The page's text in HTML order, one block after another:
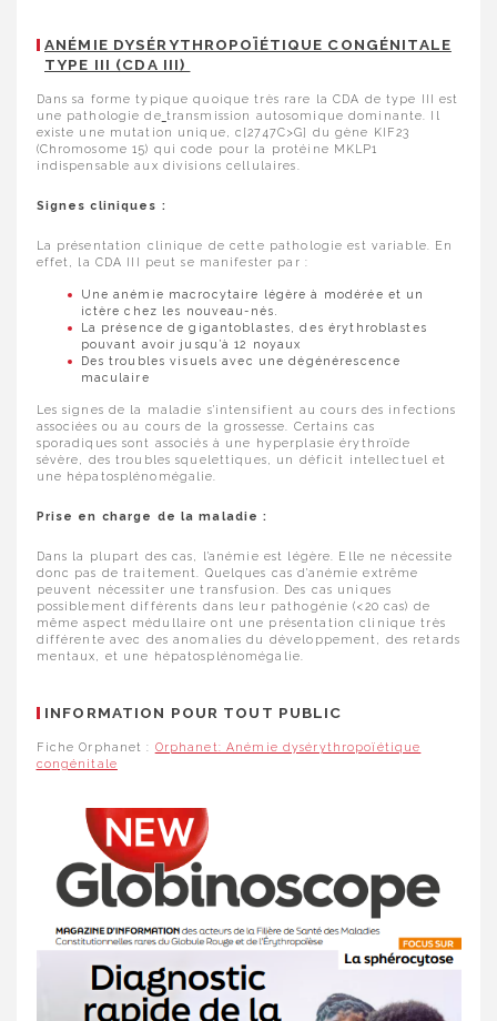
ANÉMIE DYSÉRYTHROPOÏÉTIQUE CONGÉNITALE
TYPE III (CDA III)
Dans sa forme typique quoique très rare la CDA de type III est
une pathologie de transmission autosomique dominante. Il
existe une mutation unique, c[2747C>G] du gène KIF23
(Chromosome 15) qui code pour la protéine MKLP1
indispensable aux divisions cellulaires.
Signes cliniques :
La présentation clinique de cette pathologie est variable. En
effet, la CDA III peut se manifester par :
Une anémie macrocytaire légère à modérée et un
ictère chez les nouveau-nés.
La présence de gigantoblastes, des érythroblastes
pouvant avoir jusqu’à 12 noyaux
Des troubles visuels avec une dégénérescence
maculaire
Les signes de la maladie s’intensifient au cours des infections
associées ou au cours de la grossesse. Certains cas
sporadiques sont associés à une hyperplasie érythroïde
sévère, des troubles squelettiques, un déficit intellectuel et
une hépatosplénomégalie.
Prise en charge de la maladie :
Dans la plupart des cas, l’anémie est légère. Elle ne nécessite
donc pas de traitement. Quelques cas d’anémie extrême
peuvent nécessiter une transfusion. Des cas uniques
possiblement différents dans leur pathogénie (<20 cas) de
même aspect médullaire ont une présentation clinique très
différente avec des anomalies du développement, des retards
mentaux, et une hépatosplénomégalie.
INFORMATION POUR TOUT PUBLIC
Fiche Orphanet : Orphanet: Anémie dysérythropoïétique
congénitale